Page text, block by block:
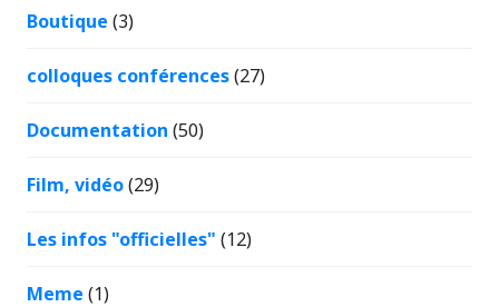
Boutique (3)
colloques conférences(27)
Documentation (50)
Film, vidéo(29)
Les infos "officielles" (12)
Meme (1)